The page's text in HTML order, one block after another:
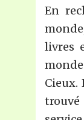
En
livres
Cieux.